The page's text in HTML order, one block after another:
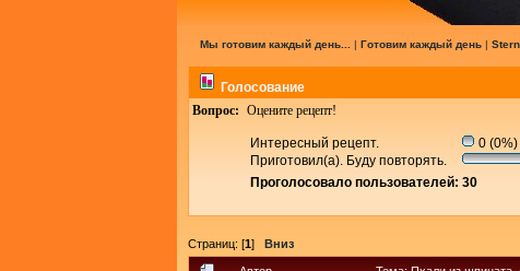
Мы готовим каждый день... | Готовим каждый день|
Голосование
Вопрос: Оцените рецепт!
Интересный рецепт.
0 (0%)
Приготовил(а). Буду повторять.
Проголосовало пользователей: 30
Страниц: [1] Вниз